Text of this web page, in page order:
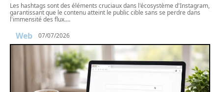
Les hashtags sont des éléments cruciaux dans l'écosystème d'Instagram,
garantissant que le contenu atteint le public cible sans se perdre dans
l'immensité des flux.…
Web 07/07/2026